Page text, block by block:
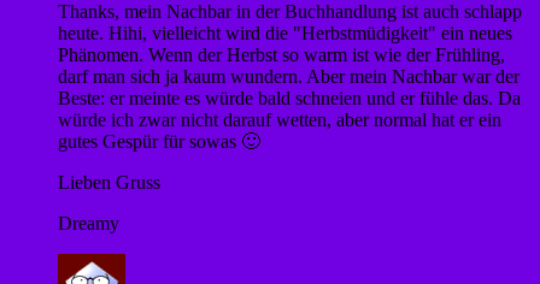
Thanks, mein Nachbar in der Buchhandlung ist auch schlapp
heute. Hihi, vielleicht wird die "Herbstmüdigkeit" ein neues
Phänomen. Wenn der Herbst so warm ist wie der Frühling,
darf man sich ja kaum wundern. Aber mein Nachbar war der
Beste: er meinte es würde bald schneien und er fühle das. Da
würde ich zwar nicht darauf wetten, aber normal hat er ein
gutes Gespür für sowas 🙂
Lieben Gruss
Dreamy